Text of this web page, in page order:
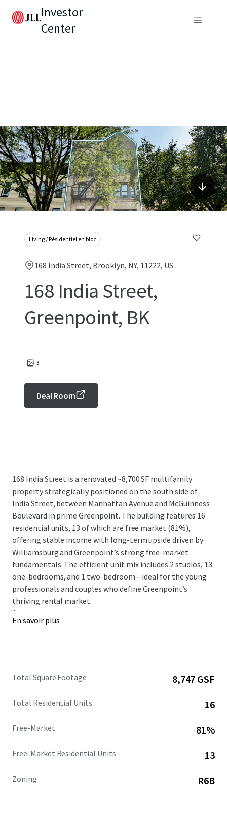
Investor
Center
Living / Résidentiel en bloc
168 India Street, Brooklyn, NY, 11222, US
168 India Street,
Greenpoint, BK
3
Deal Room
168 India Street is a renovated ~8,700 SF multifamily
property strategically positioned on the south side of
India Street, between Manhattan Avenue and McGuinness
Boulevard in prime Greenpoint. The building features 16
residential units, 13 of which are free market (81%),
offering stable income with long-term upside driven by
Williamsburg and Greenpoint’s strong free-market
fundamentals. The efficient unit mix includes 2 studios, 13
one-bedrooms, and 1 two-bedroom—ideal for the young
professionals and couples who define Greenpoint’s
thriving rental market.
...
En savoir plus
Total Square Footage 8,747 GSF
Total Residential Units 16
Free-Market 81%
Free-Market Residential Units 13
Zoning R6B